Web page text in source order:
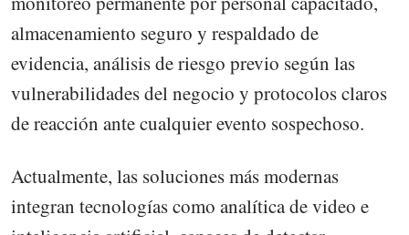
almacenamiento seguro y respaldado de
evidencia, análisis de riesgo previo según las
vulnerabilidades del negocio y protocolos claros
de reacción ante cualquier evento sospechoso.
Actualmente, las soluciones más modernas
integran tecnologías como analítica de video e